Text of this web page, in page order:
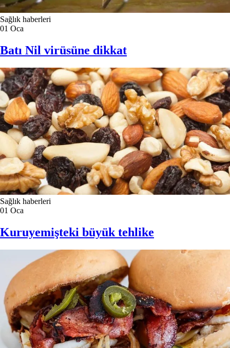
Sağlık haberleri
01 Oca
Batı Nil virüsüne dikkat
Sağlık haberleri
01 Oca
Kuruyemişteki büyük tehlike